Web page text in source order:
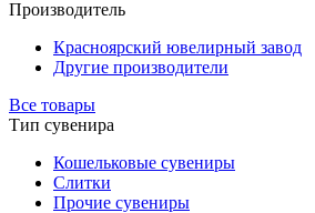
Производитель
Красноярский ювелирный завод
Другие производители
Все товары
Тип сувенира
Кошельковые сувениры
Слитки
Прочие сувениры